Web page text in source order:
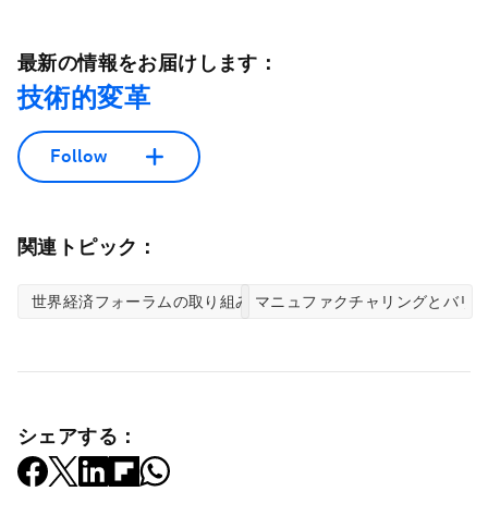
最新の情報をお届けします：
技術的変革
Follow
関連トピック：
世界経済フォーラムの取り組み マニュファクチャリングとバリ
シェアする：